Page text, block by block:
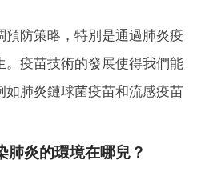
防策略，特別是通過肺炎疫
。疫苗技術的發展使得我們能
如肺炎鏈球菌疫苗和流感疫苗
肺炎的環境在哪兒？